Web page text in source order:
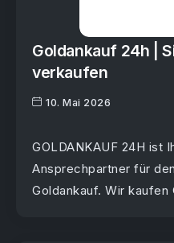
Goldankauf 24h |
verkaufen
10. Mai 2026
GOLDANKAUF 24H ist
Ansprechpartner für
Goldankauf. Wir